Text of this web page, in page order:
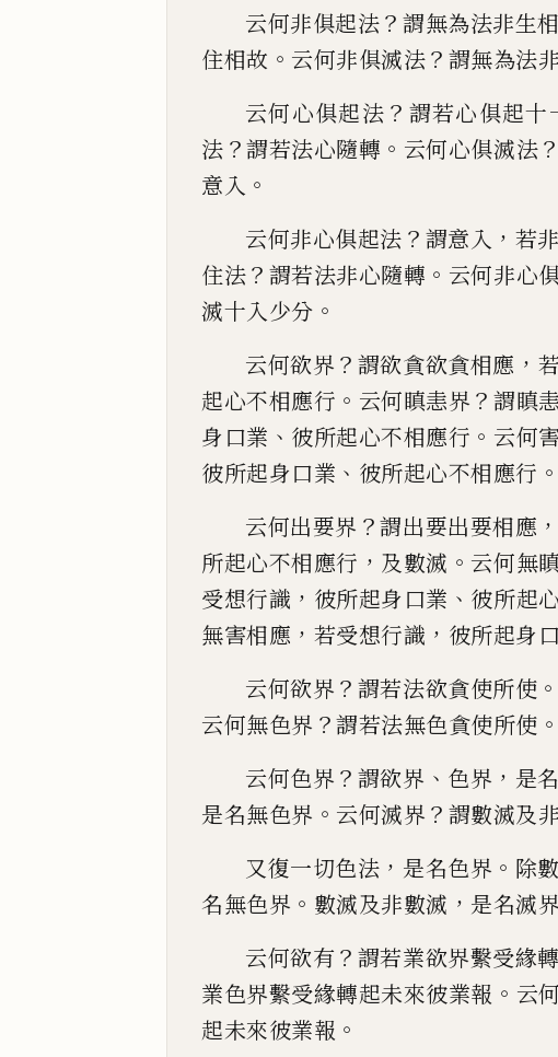
云何非俱起法？謂無為法非生
住相故 。 云何非俱滅法？ 謂無為法
云何心俱起法 ？ 謂若心俱起十
法 ？謂若法心隨轉 。 云何心俱滅法？
意入 。
云何非心俱起法 ？ 謂意入 ， 若
住法？ 謂若法非心隨轉 。 云何非心
滅十入少分 。
云何欲界 ？ 謂欲貪欲貪相應 ，
起心不相應行 。 云何瞋恚界 ？ 謂瞋
身口業 、 彼所起心不相應行 。 云何
彼所起身口業 、 彼所起心不相應行 。
云何出要界 ？謂出要出要相應
所起心不相應行 ， 及數滅 。 云何無
受想行識 ， 彼所起身口業 、 彼所起
無害相應 ， 若受想行識 ， 彼所起身
云何欲界 ？ 謂若法欲貪使所使 。
云何無色界 ？謂若法無色貪使所使 。
云何色界 ？ 謂欲界 、 色界 ， 是
是名無色界 。 云何滅界 ？ 謂數滅及
又復一切色法 ， 是名色界 。 除
名無色界 。 數滅及非數滅 ， 是名滅界
云何欲有？ 謂若業欲界繫受緣
業色界繫受緣轉起未來彼業報 。 云
起未來彼業報 。